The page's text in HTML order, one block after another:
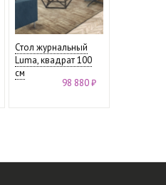
Стол журнальный
Luma, квадрат 100
см
98 880 ₽